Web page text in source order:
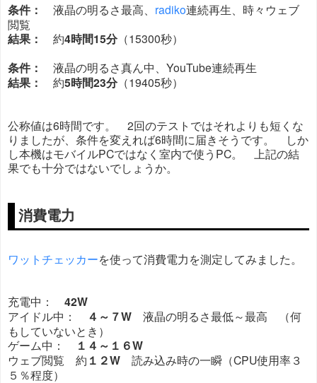
条件： 液晶の明るさ最高、 radiko連続再生、時々ウェブ
閲覧
結果： 約4時間15分（15300秒）
条件： 液晶の明るさ真ん中、YouTube連続再生
結果： 約5時間23分（19405秒）
公称値は6時間です。 2回のテストではそれよりも短くな
りましたが、条件を変えれば6時間に届きそうです。 しか
し本機はモバイルPCではなく室内で使うPC。 上記の結
果でも十分ではないでしょうか。
消費電力
ワットチェッカーを使って消費電力を測定してみました。
充電中： 42W
アイドル中： ４～７W 液晶の明るさ最低～最高 （何
もしていないとき）
ゲーム中：
１４～１６W
ウェブ閲覧 約 １２W 読み込み時の一瞬（CPU使用率３
５％程度）